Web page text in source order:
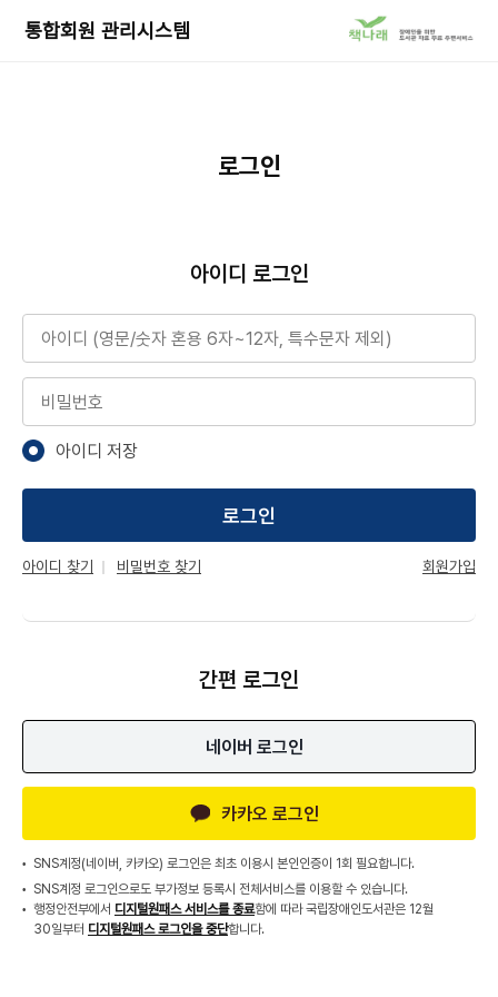
통합회원 관리시스템
책
나
로그인
아이디 로그인
아이디
비밀번호
아이디 저장
로그인
아이디 찾기 비밀번호 찾기 회원가입
간편 로그인
네이버 로그인
카카오 로그인
SNS계정(네이버, 카카오) 로그인은 최초 이용시 본인인증이 1회 필요합니다.
SNS계정 로그인으로도 부가정보 등록시 전체서비스를 이용할 수 있습니다.
행정안전부에서 디지털원패스 서비스를 종료함에 따라 국립장애인도서관은 12월
30일부터 디지털원패스 로그인을 중단합니다.